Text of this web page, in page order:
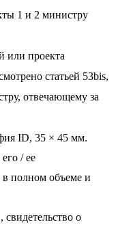
1 и 2 министру
или проекта
статьей 53bis,
отвечающему за
ID, 35 × 45 мм.
/ ее
в полном объеме и
о